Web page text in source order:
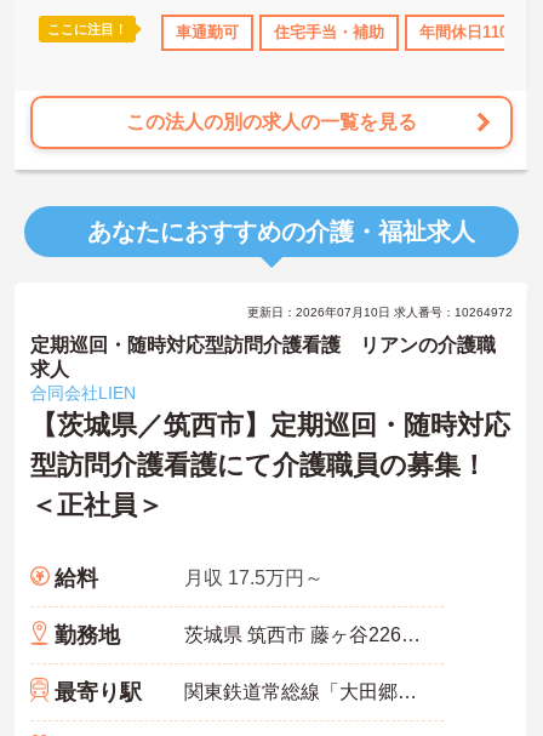
取得実績あり ボーナス・賞与あり 社会保険完備 交通費支給
ここに注目！ 車通勤可 住宅手当・補助 年間休日110日以
この法人の別の求人の一覧を見る
あなたにおすすめの介護・福祉求人
更新日：2026年07月10日 求人番号：10264972
定期巡回・随時対応型訪問介護看護 リアンの介護職
求人
合同会社LIEN
【茨城県／筑西市】定期巡回・随時対応
型訪問介護看護にて介護職員の募集！
＜正社員＞
給料 月収 17.5万円～
勤務地 茨城県 筑西市 藤ヶ谷2264-2
最寄り駅 関東鉄道常総線「大田郷駅」バス・車9分